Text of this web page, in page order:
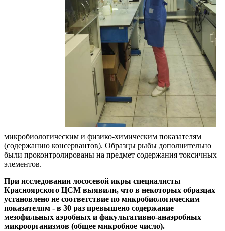
микробиологическим и физико-химическим показателям
(содержанию консервантов). Образцы рыбы дополнительно
были проконтролированы на предмет содержания токсичных
элементов.
При исследовании лососевой икры специалисты
Красноярского ЦСМ выявили, что в некоторых образцах
установлено не соответствие по микробиологическим
показателям - в 30 раз превышено содержание
мезофильных аэробных и факультативно-анаэробных
микроорганизмов (общее микробное число).